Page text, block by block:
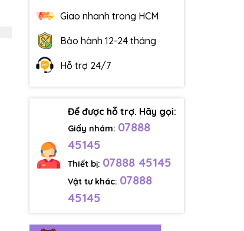
Giao nhanh trong HCM
Bảo hành 12-24 tháng
Hỗ trợ 24/7
Để được hỗ trợ. Hãy gọi:
Giấy nhám: 07888
45145
Thiết bị: 07888 45145
Vật tư khác: 07888
45145